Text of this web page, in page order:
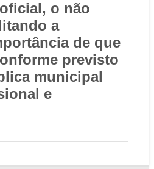
o não
a
de que
previsto
municipal
e